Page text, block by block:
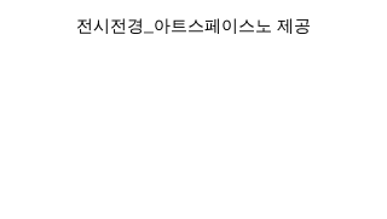
전시전경_아트스페이스노 제공